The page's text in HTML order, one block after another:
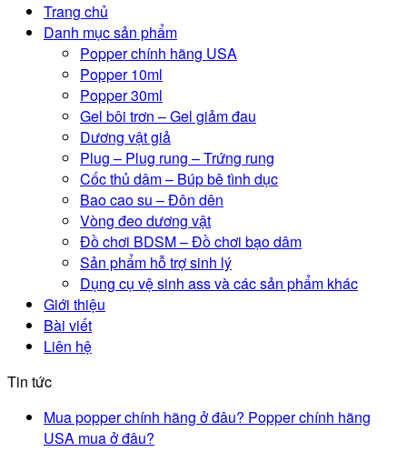
Trang chủ
Danh mục sản phẩm
Popper chính hãng USA
Popper 10ml
Popper 30ml
Gel bôi trơn – Gel giảm đau
Dương vật giả
Plug – Plug rung – Trứng rung
Cốc thủ dâm – Búp bê tình dục
Bao cao su – Đôn dên
Vòng đeo dương vật
Đồ chơi BDSM – Đồ chơi bạo dâm
Sản phẩm hỗ trợ sinh lý
Dụng cụ vệ sinh ass và các sản phẩm khác
Giới thiệu
Bài viết
Liên hệ
Tin tức
Mua popper chính hãng ở đâu? Popper chính hãng
USA mua ở đâu?